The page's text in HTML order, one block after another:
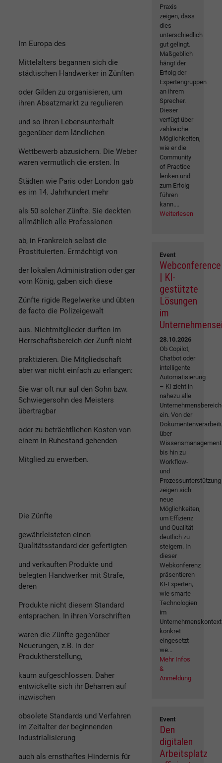
Im Europa des
Mittelalters begannen sich die
städtischen Handwerker in Zünften
oder Gilden zu organisieren, um
ihren Absatzmarkt zu regulieren
und so ihren Lebensunterhalt
gegenüber dem ländlichen
Wettbewerb abzusichern. Die Weber
waren vermutlich die ersten. In
Städten wie Paris oder London gab
es im 14. Jahrhundert mehr
als 50 solcher Zünfte. Sie deckten
allmählich alle Professionen
ab, in Frankreich selbst die
Prostituierten. Ermächtigt von
der lokalen Administration oder gar
vom König, gaben sich diese
Zünfte rigide Regelwerke und übten
de facto die Polizeigewalt
aus. Nichtmitglieder durften im
Herrschaftsbereich der Zunft nicht
praktizieren. Die Mitgliedschaft
aber war nicht einfach zu erlangen:
Sie war oft nur auf den Sohn bzw.
Schwiegersohn des Meisters
übertragbar
oder zu beträchtlichen Kosten von
einem in Ruhestand gehenden
Mitglied zu erwerben.
Die Zünfte
gewährleisteten einen
Qualitätsstandard der gefertigten
und verkauften Produkte und
belegten Handwerker mit Strafe,
deren
Produkte nicht diesem Standard
entsprachen. In ihren Vorschriften
waren die Zünfte gegenüber
Neuerungen, z.B. in der
Produktherstellung,
kaum aufgeschlossen. Daher
entwickelte sich ihr Beharren auf
inzwischen
obsolete Standards und Verfahren
im Zeitalter der beginnenden
Industrialisierung
auch als ernsthaftes Hindernis für
Praxis
zeigen, dass
dies
unterschiedlich
gut gelingt.
Maßgeblich
hängt der
Erfolg der
Expertengruppen
an ihrem
Sprecher.
Dieser
verfügt über
zahlreiche
Möglichkeiten,
wie er die
Community
of Practice
lenken und
zum Erfolg
führen
kann....
Weiterlesen
Event
Webconference
| KI-
gestützte
Lösungen
im
28.10.2026
Ob Copilot,
Chatbot oder
intelligente
Automatisierung
– KI zieht in
nahezu alle
ein. Von der
über
Wissensmanagement
bis hin zu
Workflow-
und
Prozessunterstützung
zeigen sich
neue
Möglichkeiten,
um Effizienz
und Qualität
deutlich zu
steigern. In
dieser
Webkonferenz
präsentieren
KI-Experten,
wie smarte
Technologien
im
Unternehmenskontext
konkret
eingesetzt
we...
Mehr Infos
&
Anmeldung
Event
Den
digitalen
Arbeitsplatz